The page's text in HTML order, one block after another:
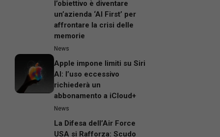
l’obiettivo è diventare
un’azienda ‘AI First’ per
affrontare la crisi delle
memorie
News
Apple impone limiti su Siri
AI: l’uso eccessivo
richiederà un
abbonamento a iCloud+
News
La Difesa dell’Air Force
USA si Rafforza: Scudo